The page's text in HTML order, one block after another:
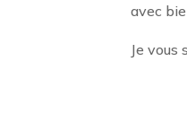
avec
Je vous